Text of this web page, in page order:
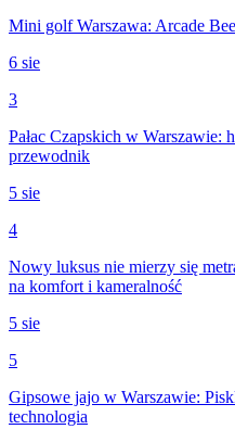
Mini golf Warszawa: Arcade
6 sie
3
Pałac Czapskich w
przewodnik
5 sie
4
Nowy luksus nie mierzy się
na komfort i kameralność
5 sie
5
Gipsowe jajo w Warszawie:
technologia